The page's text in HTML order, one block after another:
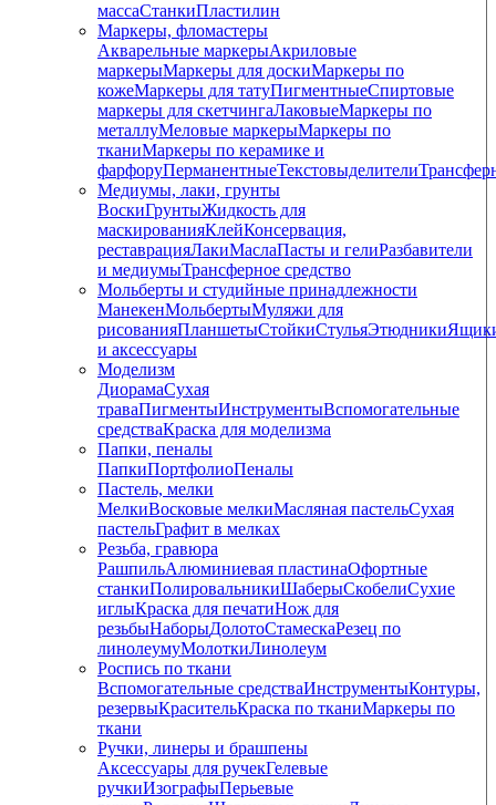
массаСтанкиПластилин
Маркеры, фломастеры
Акварельные маркерыАкриловые
маркерыМаркеры для доскиМаркеры по
кожеМаркеры для татуПигментныеCпиртовые
маркеры для скетчингаЛаковыеМаркеры по
металлуМеловые маркерыМаркеры по
тканиМаркеры по керамике и
фарфоруПерманентныеТекстовыделители
Медиумы, лаки, грунты
ВоскиГрунтыЖидкость для
маскированияКлейКонсервация,
реставрацияЛакиМаслаПасты и гелиРазбавители
и медиумыТрансферное средство
Мольберты и студийные принадлежности
МанекенМольбертыМуляжи для
рисованияПланшетыСтойкиСтульяЭтюдники
и аксессуары
Моделизм
ДиорамаСухая
траваПигментыИнструментыВспомогательные
средстваКраска для моделизма
Папки, пеналы
ПапкиПортфолиоПеналы
Пастель, мелки
МелкиВосковые мелкиМасляная пастельСухая
пастельГрафит в мелках
Резьба, гравюра
РашпильАлюминиевая пластинаОфортные
станкиПолировальникиШаберыСкобелиСухие
иглыКраска для печатиНож для
резьбыНаборыДолотоСтамескаРезец по
линолеумуМолоткиЛинолеум
Роспись по ткани
Вспомогательные средстваИнструментыКонтуры,
резервыКрасительКраска по тканиМаркеры по
ткани
Ручки, линеры и брашпены
Аксессуары для ручекГелевые
ручкиИзографыПерьевые